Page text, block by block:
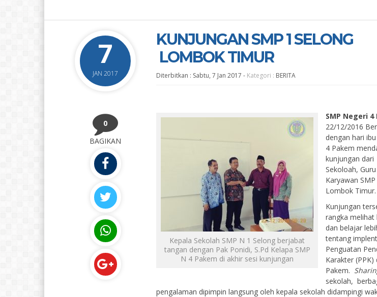
7
JAN 2017
KUNJUNGAN SMP 1 SELONG
LOMBOK TIMUR
Diterbitkan : Sabtu, 7 Jan 2017 - Kategori : BERITA
0
BAGIKAN
Kepala Sekolah SMP N 1 Selong berjabat
tangan dengan Pak Ponidi, S.Pd Kelapa SMP
N 4 Pakem di akhir sesi kunjungan
SMP Negeri 4
22/12/2016
dengan hari
4 Pakem
kunjungan dari
Sekoloah,
Karyawan
Lombok Timur.
Kunjungan
rangka melihat
dan belajar
tentang
Penguatan
Karakter (PPK)
Pakem.
sekolah,
pengalaman dipimpin langsung oleh kepala sekolah didampingi